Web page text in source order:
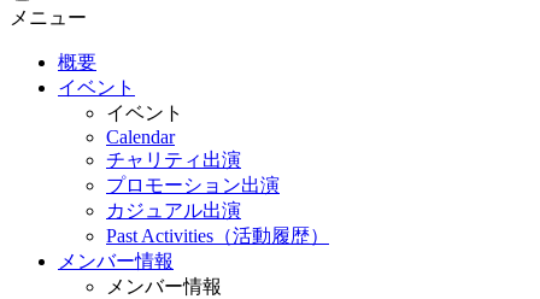
メニュー
概要
イベント
イベント
Calendar
チャリティ出演
プロモーション出演
カジュアル出演
Past Activities（活動履歴）
メンバー情報
メンバー情報